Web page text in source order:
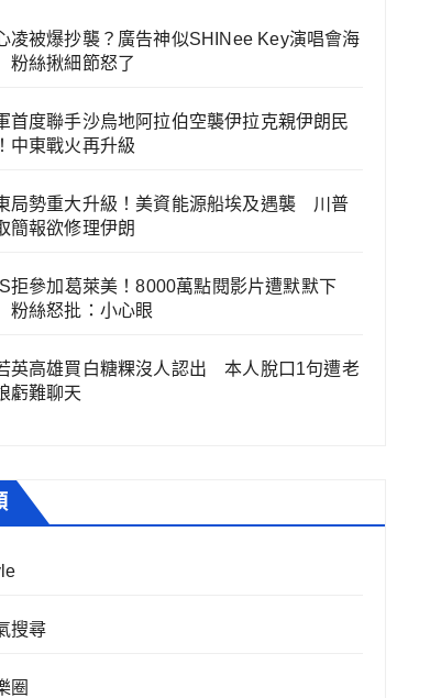
凌被爆抄襲？廣告神似SHINee Key演唱會海
絲揪細節怒了
首度聯手沙烏地阿拉伯空襲伊拉克親伊朗民
中東戰火再升級
局勢重大升級！美資能源船埃及遇襲 川普
簡報欲修理伊朗
拒參加葛萊美！8000萬點閱影片遭默默下
絲怒批：小心眼
英高雄買白糖粿沒人認出 本人脫口1句遭老
虧難聊天
搜尋
圈